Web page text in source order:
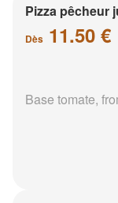
Pizza pêcheur
Dès 11.50 €
Base tomate,